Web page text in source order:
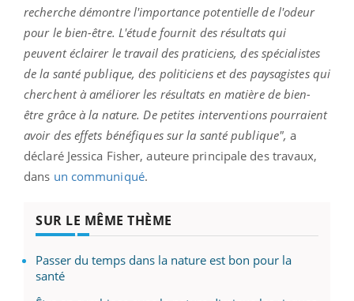
recherche démontre l'importance potentielle de l'odeur
pour le bien-être. L'étude fournit des résultats qui
peuvent éclairer le travail des praticiens, des spécialistes
de la santé publique, des politiciens et des paysagistes qui
cherchent à améliorer les résultats en matière de bien-
être grâce à la nature. De petites interventions pourraient
avoir des effets bénéfiques sur la santé publique", a
déclaré Jessica Fisher, auteure principale des travaux,
dans un communiqué.
SUR LE MÊME THÈME
Passer du temps dans la nature est bon pour la
santé